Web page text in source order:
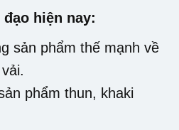
hiện nay:
sản phẩm thế mạnh về
phẩm thun, khaki